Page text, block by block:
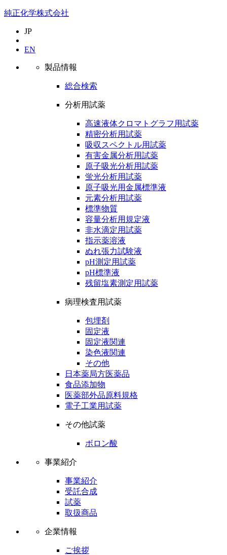
純正化学株式会社
JP
EN
製品情報
総合検索
分析用試薬
高速液体クロマトグラフ用試薬
精密分析用試薬
吸収スペクトル用試薬
有害金属分析用試薬
原子吸光分析用試薬
蛍光分析用試薬
原子吸光用金属標準液
元素分析用試薬
標準物質
容量分析用規定液
非水滴定用試薬
指示薬溶液
ぬれ張力試験液
pH測定用試薬
pH標準液
残留塩素測定用試薬
病理検査用試薬
包埋剤
固定液
固定液関連
染色液関連
その他
日本薬局方医薬品
食品添加物
医薬部外品原料規格
電子工業用試薬
その他試薬
ボロン酸
事業紹介
事業紹介
受託合成
試薬
取扱商品
企業情報
ご挨拶